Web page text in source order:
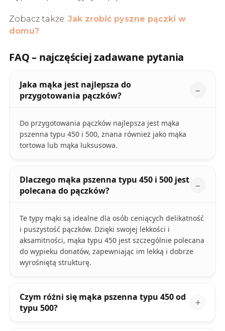
Zobacz także: Jak zrobić pyszne pączki w
domu?
FAQ – najczęściej zadawane pytania
Jaka mąka jest najlepsza do
przygotowania pączków?
Do przygotowania pączków najlepsza jest mąka
pszenna typu 450 i 500, znana również jako mąka
tortowa lub mąka luksusowa.
Dlaczego mąka pszenna typu 450 i 500 jest
polecana do pączków?
Te typy mąki są idealne dla osób ceniących delikatność
i puszystość pączków. Dzięki swojej lekkości i
aksamitności, mąka typu 450 jest szczególnie polecana
do wypieku donatów, zapewniając im lekką i dobrze
wyrośniętą strukturę.
Czym różni się mąka pszenna typu 450 od
typu 500?